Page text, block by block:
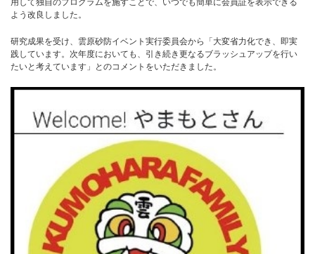
用して独自のプログラムを施すことで、いつでも簡単に会員証を表示できる
よう改良しました。
研究成果を受け、雲原砂防イベント実行委員会から「大変省力化でき、即実
践しています。次年度においても、引き続き更なるブラッシュアップを行い
たいと考えています」とのコメントをいただきました。